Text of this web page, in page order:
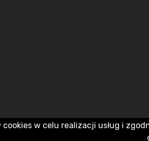
w celu realizacji usług i